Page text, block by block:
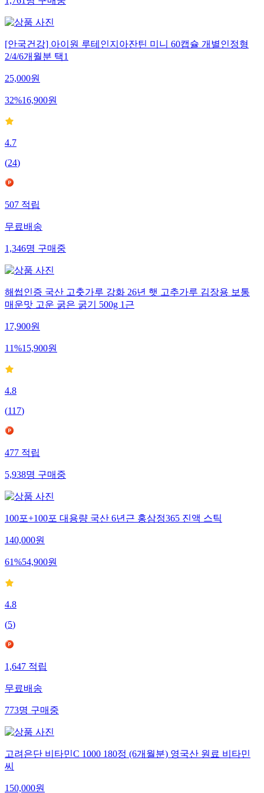
1,761명구매중
[안국건강] 아이원 루테인지아잔틴 미니 60캡슐 개별인정형
2/4/6개월분 택1
25,000원
32%16,900원
4.7
(24)
507적립
무료배송
1,346명구매중
해썹인증 국산 고춧가루 강화 26년 햇 고추가루 김장용 보통
매운맛 고운 굵은 굵기 500g 1근
17,900원
11%15,900원
4.8
(117)
477적립
5,938명구매중
100포+100포 대용량 국산 6년근 홍삼정365 진액 스틱
140,000원
61%54,900원
4.8
(5)
1,647적립
무료배송
773명구매중
고려은단 비타민C 1000 180정 (6개월분) 영국산 원료 비타민
씨